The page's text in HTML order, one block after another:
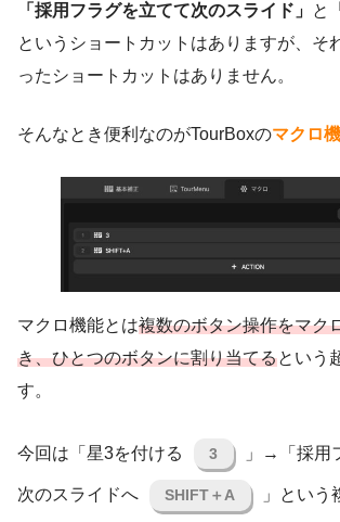
「採用フラグを立てて次のスライド」 と
というショートカットはありますが、そ
ったショートカットはありません。
そんなとき便利なのがTourBoxのマクロ
マクロ機能とは複数のボタン操作をマク
き、ひとつのボタンに割り当てるという
す。
今回は「星3を付ける 3 」→「採用
次のスライドへ SHIFT＋A 」という